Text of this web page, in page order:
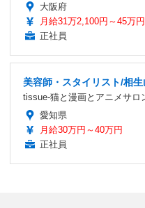
大阪府
月給31万2,100円～45万円
正社員
美容師・スタイリスト/相
tissue-猫と漫画とアニメサロ
愛知県
月給30万円～40万円
正社員